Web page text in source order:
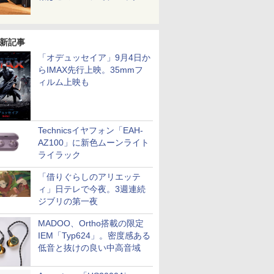
記事
「オデュッセイア」9月4日か
らIMAX先行上映。35mmフ
ィルム上映も
Technicsイヤフォン「EAH-
AZ100」に新色ムーンライト
ライラック
「借りぐらしのアリエッテ
ィ」日テレで今夜。3週連続
ジブリの第一夜
MADOO、Ortho搭載の限定
IEM「Typ624」。密度感ある
低音と抜けの良い中高音域